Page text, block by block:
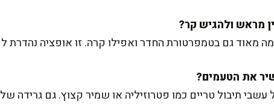
מאוד גם בטמפרטורת החדר ואפילו קרה. זו אופציה נהדרת
תיבול טריים כמו פטרוזיליה או שמיר קצוץ. גם גרידה של